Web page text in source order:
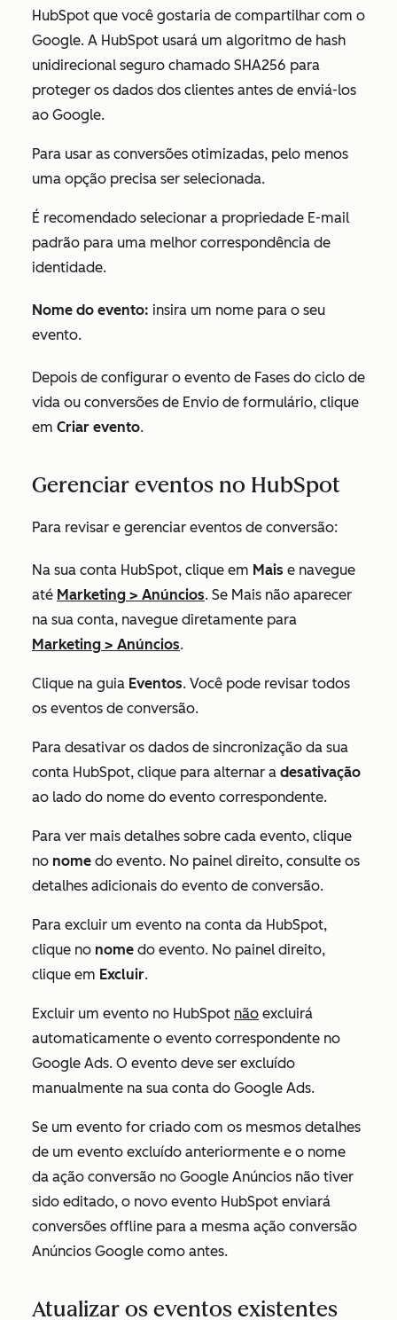
HubSpot que você gostaria de compartilhar com o
Google. A HubSpot usará um algoritmo de hash
unidirecional seguro chamado SHA256 para
proteger os dados dos clientes antes de enviá-los
ao Google.
Para usar as conversões otimizadas, pelo menos
uma opção precisa ser selecionada.
É recomendado selecionar a propriedade E-mail
padrão para uma melhor correspondência de
identidade.
Nome do evento: insira um nome para o seu
evento.
Depois de configurar o evento de Fases do ciclo de
vida ou conversões de Envio de formulário, clique
em Criar evento.
Gerenciar eventos no HubSpot
Para revisar e gerenciar eventos de conversão:
Na sua conta HubSpot, clique em Mais e navegue
até Marketing > Anúncios. Se Mais não aparecer
na sua conta, navegue diretamente para
Marketing > Anúncios.
Clique na guia Eventos. Você pode revisar todos
os eventos de conversão.
Para desativar os dados de sincronização da sua
conta HubSpot, clique para alternar a desativação
ao lado do nome do evento correspondente.
Para ver mais detalhes sobre cada evento, clique
no nome do evento. No painel direito, consulte os
detalhes adicionais do evento de conversão.
Para excluir um evento na conta da HubSpot,
clique no nome do evento. No painel direito,
clique em Excluir.
Excluir um evento no HubSpot não excluirá
automaticamente o evento correspondente no
Google Ads. O evento deve ser excluído
manualmente na sua conta do Google Ads.
Se um evento for criado com os mesmos detalhes
de um evento excluído anteriormente e o nome
da ação conversão no Google Anúncios não tiver
sido editado, o novo evento HubSpot enviará
conversões offline para a mesma ação conversão
Anúncios Google como antes.
Atualizar os eventos existentes